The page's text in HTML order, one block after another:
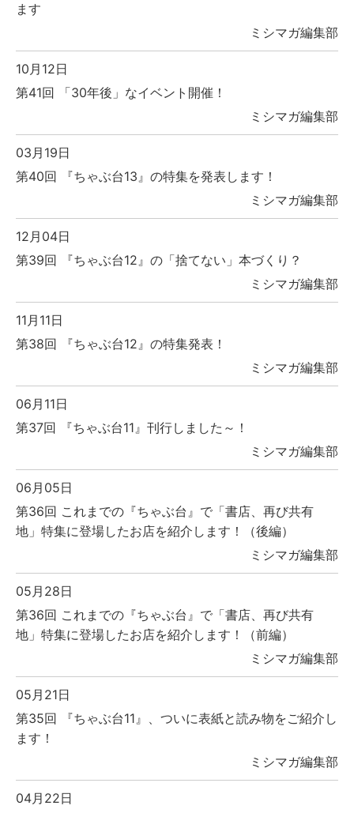
ます
ミシマガ編集部
10月12日
第41回 「30年後」なイベント開催！
ミシマガ編集部
03月19日
第40回 『ちゃぶ台13』の特集を発表します！
ミシマガ編集部
12月04日
第39回 『ちゃぶ台12』の「捨てない」本づくり？
ミシマガ編集部
11月11日
第38回 『ちゃぶ台12』の特集発表！
ミシマガ編集部
06月11日
第37回 『ちゃぶ台11』刊行しました～！
ミシマガ編集部
06月05日
第36回 これまでの『ちゃぶ台』で「書店、再び共有
地」特集に登場したお店を紹介します！（後編）
ミシマガ編集部
05月28日
第36回 これまでの『ちゃぶ台』で「書店、再び共有
地」特集に登場したお店を紹介します！（前編）
ミシマガ編集部
05月21日
第35回 『ちゃぶ台11』、ついに表紙と読み物をご紹介し
ます！
ミシマガ編集部
04月22日